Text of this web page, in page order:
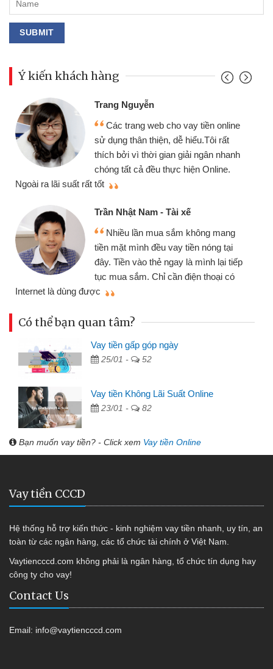
Ý kiến khách hàng
Đoàn Hữu Cảnh
Mình cần tiền gấp nên định cầm cố
chiếc xe wave nhưng thật may đã có
gói vay tiền bằng CMND online không
cần gặp mặt nên rất tiện lợi, sẽ giới
thiệu cho bạn bè biết
Cấn Văn Lực - Tạp hóa
Tôi kinh doanh buôn bán nhỏ lẻ
nhiều lúc cần vốn nhập hàng, nhờ biết
đến website qua bạn bè giới thiệu tôi
đã giải quyết được công việc của
Có thể bạn quan tâm?
Vay tiền gấp góp ngày
25/01 - 52
Vay tiền Không Lãi Suất Online
23/01 - 82
Bạn muốn vay tiền? - Click xem Vay tiền Online
Vay tiền CCCD
Hệ thống hỗ trợ kiến thức - kinh nghiệm vay tiền nhanh, uy tín, an
toàn từ các ngân hàng, các tổ chức tài chính ở Việt Nam.
Vaytiencccd.com không phải là ngân hàng, tổ chức tín dụng hay
công ty cho vay!
Contact Us
Email: info@vaytiencccd.com